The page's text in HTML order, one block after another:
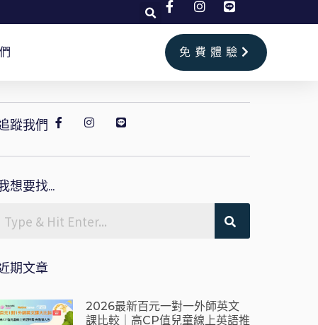
免費體驗
蹤我們
想要找...
期文章
2026最新百元一對一外師英文
課比較｜高CP值兒童線上英語推